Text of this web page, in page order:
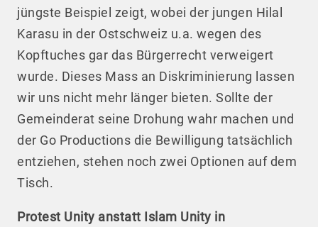
jüngste Beispiel zeigt, wobei der jungen Hilal
Karasu in der Ostschweiz u.a. wegen des
Kopftuches gar das Bürgerrecht verweigert
wurde. Dieses Mass an Diskriminierung lassen
wir uns nicht mehr länger bieten. Sollte der
Gemeinderat seine Drohung wahr machen und
der Go Productions die Bewilligung tatsächlich
entziehen, stehen noch zwei Optionen auf dem
Tisch.
Protest Unity anstatt Islam Unity in